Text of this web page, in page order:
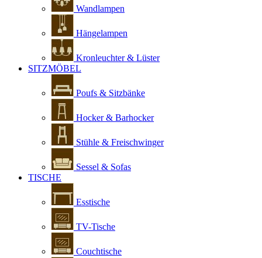
Wandlampen
Hängelampen
Kronleuchter & Lüster
SITZMÖBEL
Poufs & Sitzbänke
Hocker & Barhocker
Stühle & Freischwinger
Sessel & Sofas
TISCHE
Esstische
TV-Tische
Couchtische